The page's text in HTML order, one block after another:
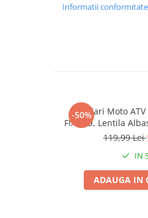
Informatii
-50%
Ochelari Moto
FIXATO, Lentila
cu
119,99 Lei
IN
ADAUGA IN